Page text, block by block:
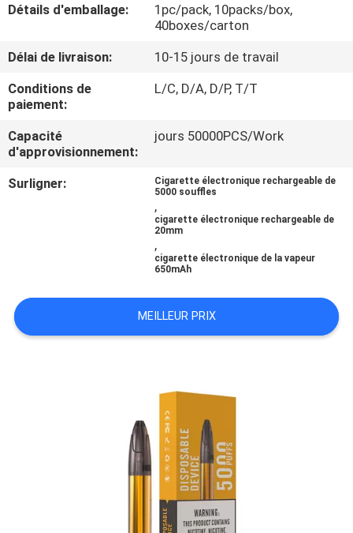
VISITE
CONTRÔLE
DE
QUALITÉ
DEMANDEZ
PLAN
DU
Détails d'emballage:
1pc/pack, 10packs/box,
40boxes/carton
Délai de livraison:
10-15 jours de travail
Conditions de
paiement:
L/C, D/A, D/P, T/T
Capacité
d'approvisionnement:
jours 50000PCS/Work
Surligner:
Cigarette électronique rechargeable de
5000 souffles
,
cigarette électronique rechargeable de
20mm
,
cigarette électronique de la vapeur
650mAh
MEILLEUR PRIX